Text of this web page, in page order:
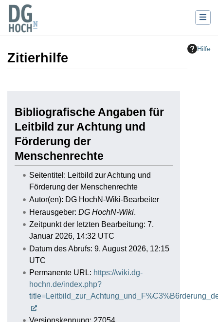
Hilfe
Zitierhilfe
Bibliografische Angaben für
Leitbild zur Achtung und
Förderung der
Menschenrechte
Seitentitel: Leitbild zur Achtung und
Förderung der Menschenrechte
Autor(en): DG HochN-Wiki-Bearbeiter
Herausgeber: DG HochN-Wiki.
Zeitpunkt der letzten Bearbeitung: 7.
Januar 2026, 14:32 UTC
Datum des Abrufs: 9. August 2026, 12:15
UTC
Permanente URL: https://wiki.dg-
hochn.de/index.php?
Versionskennung: 27054